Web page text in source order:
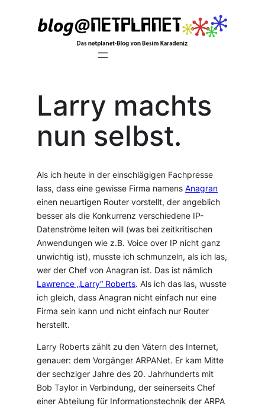
Larry machts
nun selbst.
Als ich heute in der einschlägigen Fachpresse
lass, dass eine gewisse Firma namensAnagran
einen neuartigen Router vorstellt, der angeblich
besser als die Konkurrenz verschiedene IP-
Datenströme leiten will (was bei zeitkritischen
Anwendungen wie z.B. Voice over IP nicht ganz
unwichtig ist), musste ich schmunzeln, als ich las,
wer der Chef von Anagran ist. Das ist nämlich
Lawrence „Larry“ Roberts. Als ich das las, wusste
ich gleich, dass Anagran nicht einfach nur eine
Firma sein kann und nicht einfach nur Router
herstellt.
Larry Roberts zählt zu den Vätern des Internet,
genauer: dem Vorgänger ARPANet. Er kam Mitte
der sechziger Jahre des 20. Jahrhunderts mit
Bob Taylor in Verbindung, der seinerseits Chef
einer Abteilung für Informationstechnik der ARPA